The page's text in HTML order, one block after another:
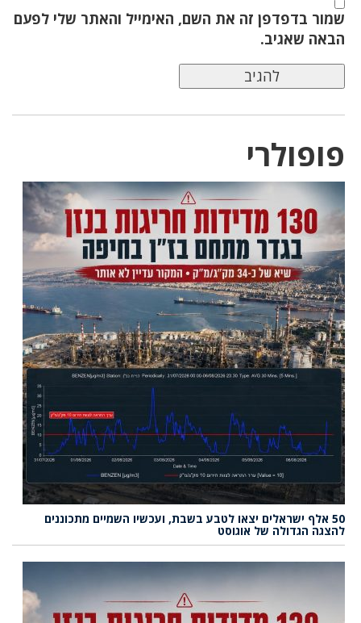
שמור בדפדפן זה את השם, האימייל והאתר שלי לפעם
הבאה שאגיב.
פופולרי
50 אלף ישראלים יצאו לטבע בשבת, ועכשיו השמיים מתכוננים
להצגה הגדולה של אוגוסט